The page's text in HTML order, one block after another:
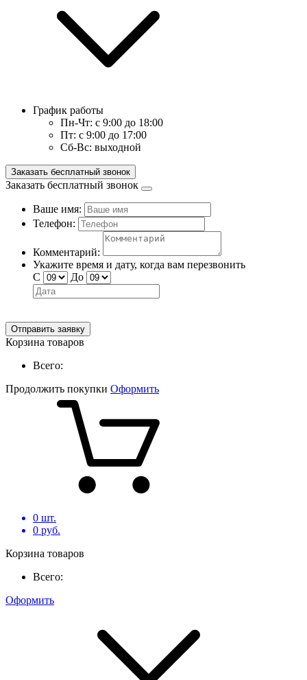
График работы
Пн-Чт: с 9:00 до 18:00
Пт: с 9:00 до 17:00
Сб-Вс: выходной
Заказать бесплатный звонок
Заказать бесплатный звонок
Ваше имя:
Телефон:
Комментарий:
Укажите время и дату, когда вам перезвонить
С
До
Отправить заявку
Корзина товаров
Всего:
Продолжить покупки Оформить
0 шт.
0 руб.
Корзина товаров
Всего:
Оформить